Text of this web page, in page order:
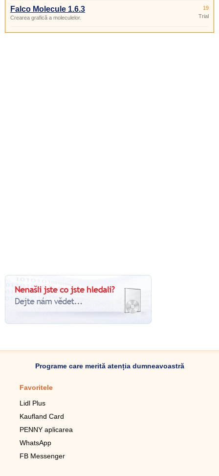
Falco Molecule 1.6.3
Crearea grafică a moleculelor.
19
Trial
Programe care merită atenția dumneavoastră
Favoritele
Lidl Plus
Kaufland Card
PENNY aplicarea
WhatsApp
FB Messenger